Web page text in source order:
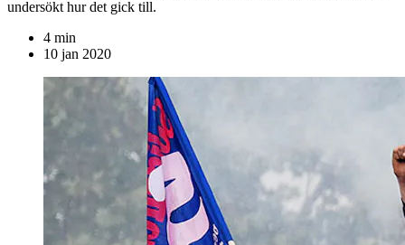
undersökt hur det gick till.
4 min
10 jan 2020